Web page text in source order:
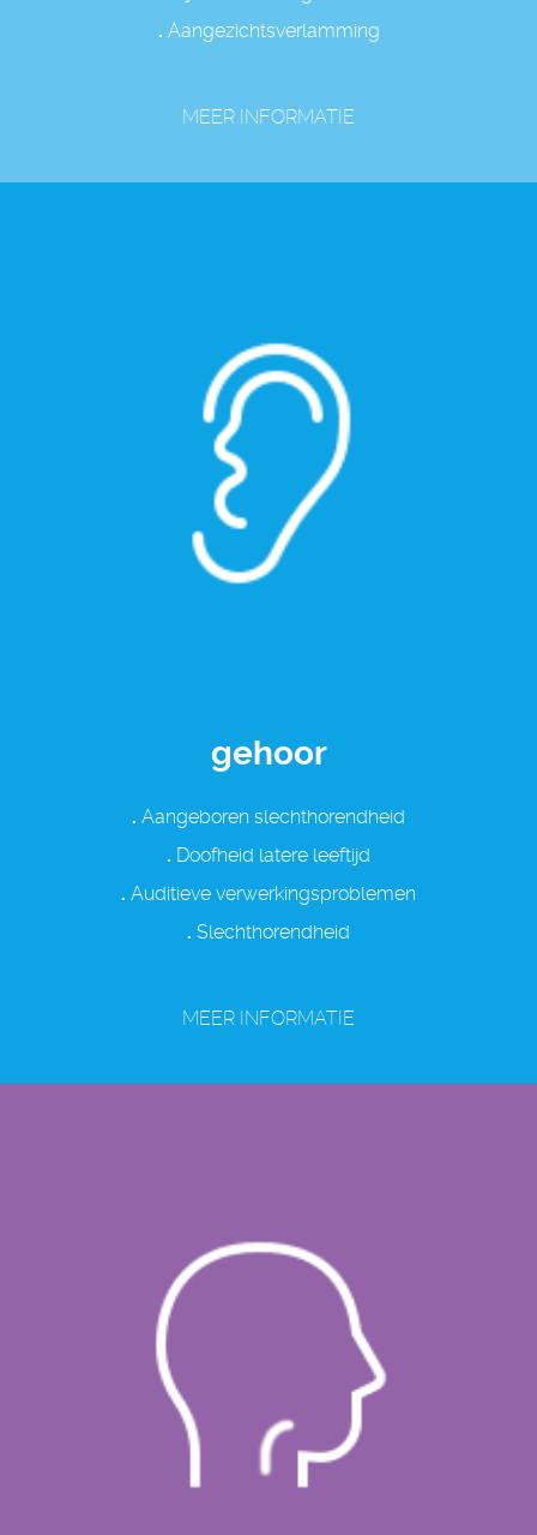
. Aangezichtsverlamming
MEER INFORMATIE
gehoor
. Aangeboren slechthorendheid
. Doofheid latere leeftijd
. Auditieve verwerkingsproblemen
. Slechthorendheid
MEER INFORMATIE